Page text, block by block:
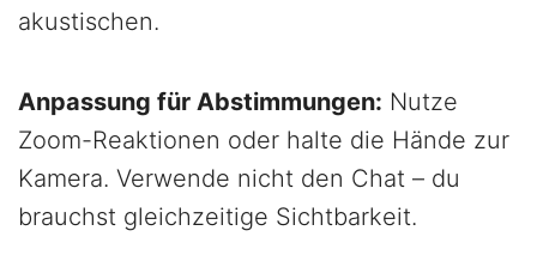
akustischen.
Anpassung für Abstimmungen: Nutze
Zoom-Reaktionen oder halte die Hände zur
Kamera. Verwende nicht den Chat – du
brauchst gleichzeitige Sichtbarkeit.